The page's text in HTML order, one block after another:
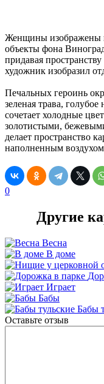
Женщины изображены
объекты фона
придавая
художник изобразил
Печальных героинь
зеленая трава,
сочетает холодные
золотистыми,
делает пространство
наполненным
0
Другие
Весна
В доме
Играет
Бабы
Бабы
Оставьте отзыв